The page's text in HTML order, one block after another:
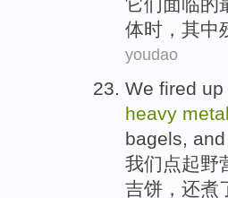
体时，其中
youdao
We fired up
heavy metal
bagels , and
我们 点起野
吉饼 ，还煮